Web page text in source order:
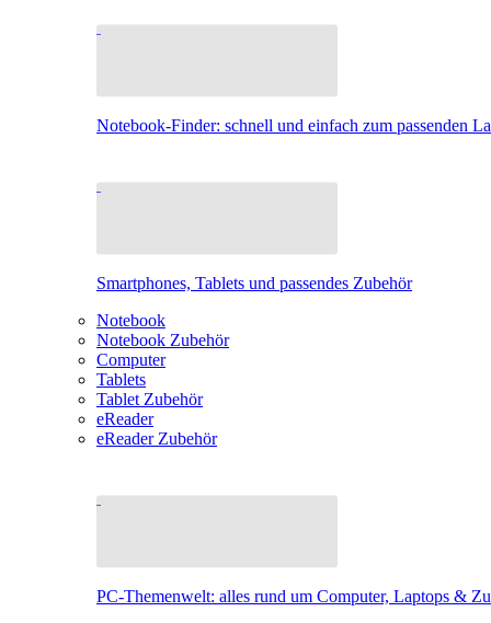
Notebook-Finder: schnell und einfach zum passenden
Smartphones, Tablets und passendes Zubehör
Notebook
Notebook Zubehör
Computer
Tablets
Tablet Zubehör
eReader
eReader Zubehör
PC-Themenwelt: alles rund um Computer, Laptops &